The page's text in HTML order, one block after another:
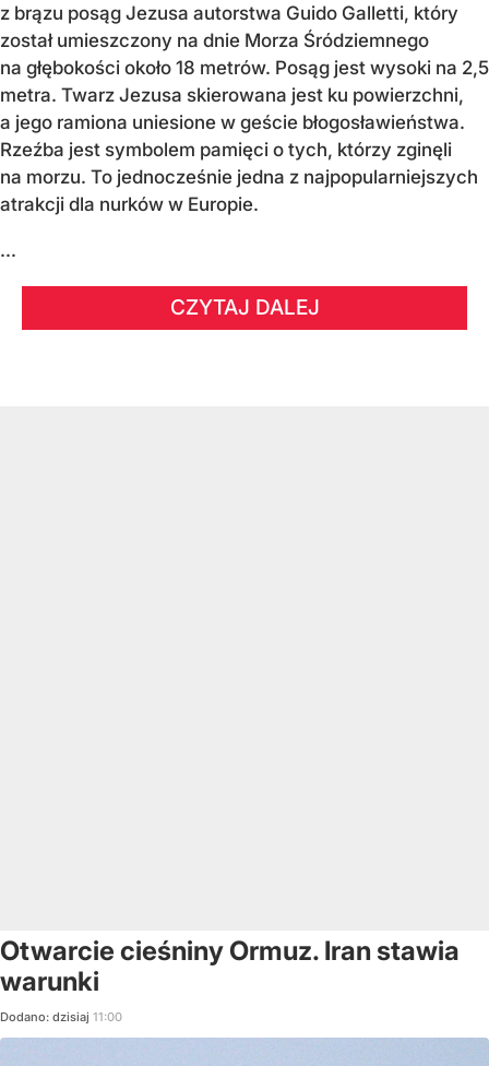
z brązu posąg Jezusa autorstwa Guido Galletti, który
został umieszczony na dnie Morza Śródziemnego
na głębokości około 18 metrów. Posąg jest wysoki na 2,5
metra. Twarz Jezusa skierowana jest ku powierzchni,
a jego ramiona uniesione w geście błogosławieństwa.
Rzeźba jest symbolem pamięci o tych, którzy zginęli
na morzu. To jednocześnie jedna z najpopularniejszych
atrakcji dla nurków w Europie.
...
CZYTAJ DALEJ
Otwarcie cieśniny Ormuz. Iran stawia
warunki
Dodano: dzisiaj 11:00